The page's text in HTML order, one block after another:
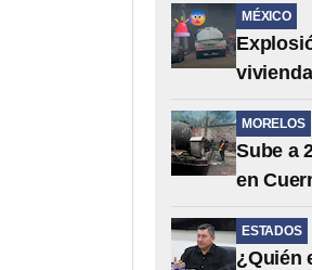
MÉXICO
MORELOS
Sube a
en
ESTADOS
¿Quién